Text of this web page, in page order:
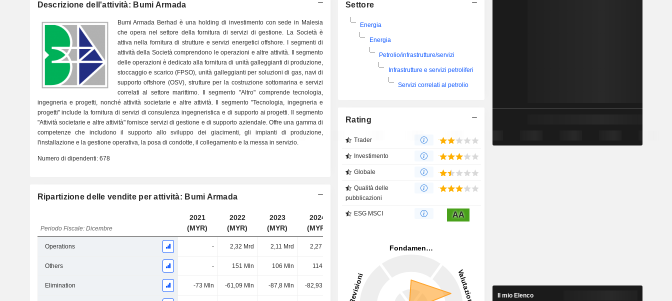
Descrizione dell'attività: Bumi Armada
Bumi Armada Berhad è una holding di investimento con sede in Malesia
che opera nel settore della fornitura di servizi di gestione. La Società è
attiva nella fornitura di strutture e servizi energetici offshore. I segmenti di
attività della Società comprendono le operazioni e altre attività. Il segmento
delle operazioni è dedicato alla fornitura di unità galleggianti di produzione,
stoccaggio e scarico (FPSO), unità galleggianti per soluzioni di gas, navi di
supporto offshore (OSV), strutture per la costruzione sottomarina e servizi
correlati al settore marittimo. Il segmento "Altro" comprende tecnologia,
ingegneria e progetti, nonché attività societarie e altre attività. Il segmento "Tecnologia, ingegneria e
progetti" include la fornitura di servizi di consulenza ingegneristica e di supporto ai progetti. Il segmento
"Attività societarie e altre attività" fornisce servizi di gestione e di supporto aziendale. Offre una gamma di
competenze che includono il supporto allo sviluppo dei giacimenti, gli impianti di produzione,
l'installazione e la gestione operativa, la posa di condotte, il collegamento e la messa in servizio.
Numero di dipendenti: 678
Ripartizione delle vendite per attività: Bumi Armada
Periodo Fiscale: Dicembre
2021
(MYR)
2022
(MYR)
2023
(MYR)
2024
(MYR)
2025
Operations - 2,32 Mrd 2,11 Mrd 2,27 Mrd
Others - 151 Mln 106 Mln 114 Mln
Elimination -73 Mln -61,09 Mln -87,8 Mln -82,93 Mln -87,49 Mln
Settore
Energia
Energia
Petrolio/infrastrutture/servizi
Infrastrutture e servizi petroliferi
Servizi correlati al petrolio
Rating
Trader
Investimento
Globale
Qualità delle
pubblicazioni
ESG MSCI AA
Il mio Elenco